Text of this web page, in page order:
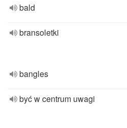
bald
bransoletki
bangles
być w centrum uwagi